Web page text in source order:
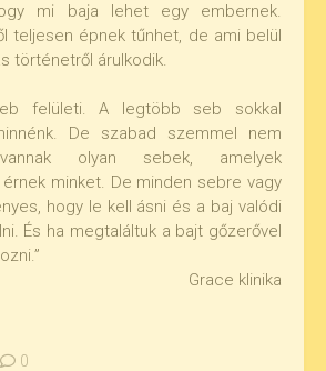
mi baja lehet egy embernek.
teljesen épnek tűnhet, de ami belül
történetről árulkodik.
felületi. A legtöbb seb sokkal
De szabad szemmel nem
olyan sebek, amelyek
minket. De minden sebre vagy
hogy le kell ásni és a baj valódi
És ha megtaláltuk a bajt gőzerővel
Grace klinika
0